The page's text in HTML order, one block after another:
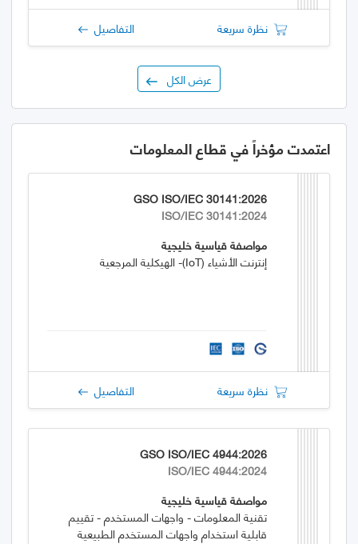
نظرة سريعة التفاصيل
عرض الكل
اعتمدت مؤخراً في قطاع المعلومات
GSO ISO/IEC 30141:2026
ISO/IEC 30141:2024
مواصفة قياسية خليجية
إنترنت الأشياء (IoT)- الهيكلية المرجعية
نظرة سريعة التفاصيل
GSO ISO/IEC 4944:2026
ISO/IEC 4944:2024
مواصفة قياسية خليجية
تقنية المعلومات - واجهات المستخدم - تقييم
قابلية استخدام واجهات المستخدم الطبيعية